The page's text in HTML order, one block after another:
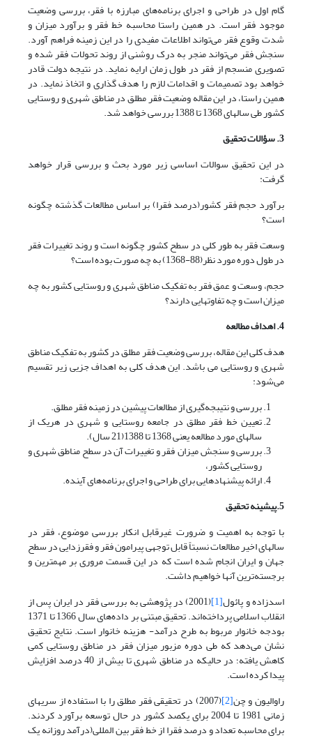
گام اول در طراحی و اجرای برنامه‌های مبارزه با فقر، بررسی وضعیت
موجود فقر است. در همین راستا محاسبه خط فقر و برآورد میزان و
شدت وقوع فقر می‌تواند اطلاعات مفیدی را در این زمینه فراهم آورد.
سنجش فقر می‌تواند منجر به درک روشنی از روند تحولات فقر ‌شده و
تصویری منسجم از فقر در طول زمان ارایه نماید. در نتیجه دولت قادر
خواهد بود تصمیمات و اقدامات لازم را هدف گذاری و اتخاذ ‌نماید. در
همین راستا، در این مقاله وضعیت فقر مطلق در مناطق شهری و روستایی
کشور طی سالهای 1368 تا 1388 بررسی خواهد شد.
3. سؤالات تحقیق
در این تحقیق سوالات اساسی زیر مورد بحث و بررسی قرار خواهد
گرفت:
برآورد حجم فقر کشور(درصد فقرا) بر اساس مطالعات گذشته چگونه
است؟
وسعت فقر به طور کلی در سطح کشور چگونه است و روند تغییرات فقر
در طول دوره مورد نظر(88-1368) به چه صورت بوده است؟
حجم، وسعت و عمق فقر به تفکیک مناطق شهری و روستایی کشور به چه
میزان است و چه تفاوت­هایی دارند؟
4. اهداف مطالعه
هدف کلی این مقاله، بررسی وضعیت فقر مطلق در کشور به تفکیک مناطق
شهری و روستایی می باشد. این هدف کلی به اهداف جزیی زیر تقسیم
می‌شود:
بررسی و نتیبجه‌گیری از مطالعات پیشین در زمینه فقر مطلق.
تعیین خط فقر مطلق در جامعه روستایی و شهری در هریک از
سالهای مورد مطالعه یعنی 1368 تا 1388(21 سال).
بررسی و سنجش میزان فقر و تغییرات آن در سطح مناطق شهری و
روستایی کشور،
ارائه پیشنهادهایی برای طراحی و اجرای برنامه‌های آینده.
5.پیشینه تحقیق
با توجه به اهمیت و ضرورت غیرقابل انکار بررسی موضوع، فقر در
سالهای اخیر مطالعات نسبتاً قابل توجهی پیرامون فقر و فقرزدایی در سطح
جهان و ایران انجام شده است که در این قسمت مروری بر مهمترین و
برجسته‌ترین آنها خواهیم داشت.
اسدزاده و پائول[1] (2001) در پژوهشی به بررسی فقر در ایران پس از
انقلاب اسلامی پرداخته‌اند. تحقیق مبتنی بر داده‌های سال 1366 تا 1371
بودجه خانوار مربوط به طرح درآمد- هزینه خانوار است. نتایج تحقیق
نشان می‌دهد که طی دوره مزبور میزان فقر در مناطق روستایی کمی
کاهش یافته؛ در حالیکه در مناطق شهری تا بیش از 40 درصد افزایش
پیدا کرده است.
راوالیون و چن[2] (2007) در تحقیقی فقر مطلق را با استفاده از سریهای
زمانی 1981 تا 2004 برای یکصد کشور در حال توسعه برآورد کردند.
برای محاسبه تعداد و درصد فقرا از خط فقر بین المللی(درآمد روزانه یک